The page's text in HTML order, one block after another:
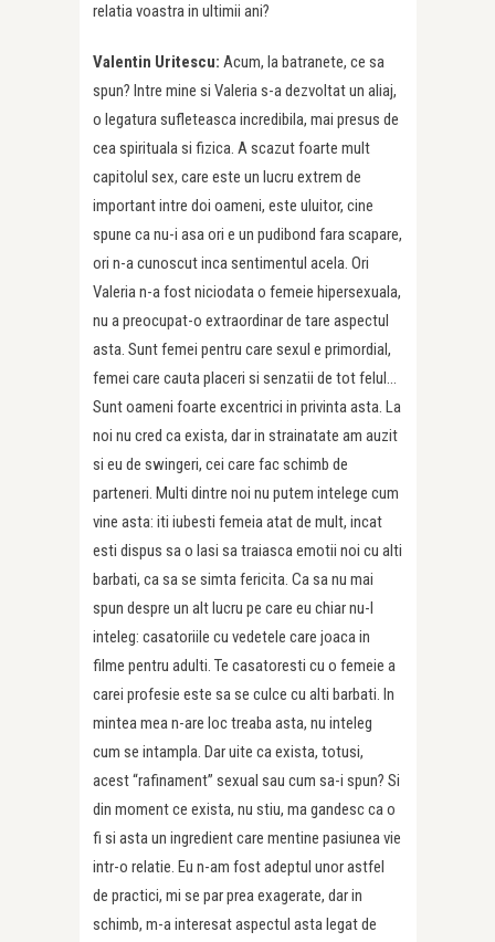
relatia voastra in ultimii ani?
Valentin Uritescu: Acum, la batranete, ce sa
spun? Intre mine si Valeria s-a dezvoltat un aliaj,
o legatura sufleteasca incredibila, mai presus de
cea spirituala si fizica. A scazut foarte mult
capitolul sex, care este un lucru extrem de
important intre doi oameni, este uluitor, cine
spune ca nu-i asa ori e un pudibond fara scapare,
ori n-a cunoscut inca sentimentul acela. Ori
Valeria n-a fost niciodata o femeie hipersexuala,
nu a preocupat-o extraordinar de tare aspectul
asta. Sunt femei pentru care sexul e primordial,
femei care cauta placeri si senzatii de tot felul…
Sunt oameni foarte excentrici in privinta asta. La
noi nu cred ca exista, dar in strainatate am auzit
si eu de swingeri, cei care fac schimb de
parteneri. Multi dintre noi nu putem intelege cum
vine asta: iti iubesti femeia atat de mult, incat
esti dispus sa o lasi sa traiasca emotii noi cu alti
barbati, ca sa se simta fericita. Ca sa nu mai
spun despre un alt lucru pe care eu chiar nu-l
inteleg: casatoriile cu vedetele care joaca in
filme pentru adulti. Te casatoresti cu o femeie a
carei profesie este sa se culce cu alti barbati. In
mintea mea n-are loc treaba asta, nu inteleg
cum se intampla. Dar uite ca exista, totusi,
acest “rafinament” sexual sau cum sa-i spun? Si
din moment ce exista, nu stiu, ma gandesc ca o
fi si asta un ingredient care mentine pasiunea vie
intr-o relatie. Eu n-am fost adeptul unor astfel
de practici, mi se par prea exagerate, dar in
schimb, m-a interesat aspectul asta legat de